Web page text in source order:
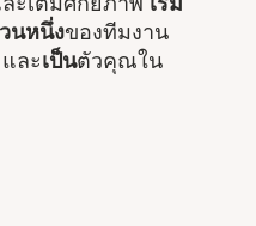
นหนึ่งของทีมงาน
ละเป็นตัวคุณใน